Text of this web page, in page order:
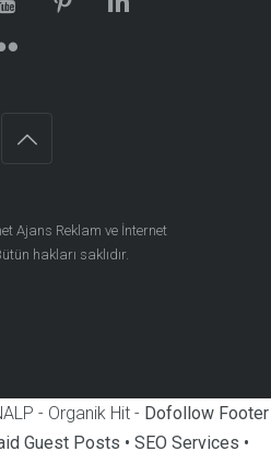
Ajans Reklam ve İnternet
hakları saklıdır.
- Organik Hit - Dofollow Footer
Guest Posts • SEO Services •